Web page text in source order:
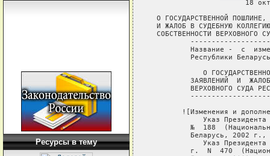
Ресурсы в тему